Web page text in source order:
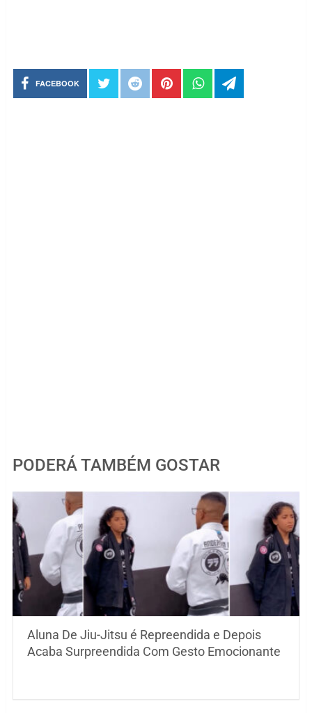
FACEBOOK
PODERÁ TAMBÉM GOSTAR
Aluna De Jiu-Jitsu é Repreendida e Depois
Acaba Surpreendida Com Gesto Emocionante